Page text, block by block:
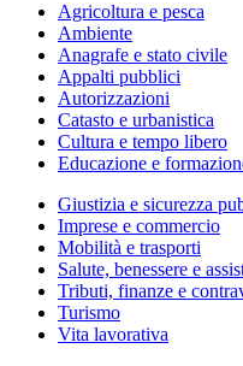
Agricoltura e pesca
Ambiente
Anagrafe e stato civile
Appalti pubblici
Autorizzazioni
Catasto e urbanistica
Cultura e tempo libero
Educazione e
Giustizia e sicurezza
Imprese e commercio
Mobilità e trasporti
Salute, benessere e
Tributi, finanze e
Turismo
Vita lavorativa